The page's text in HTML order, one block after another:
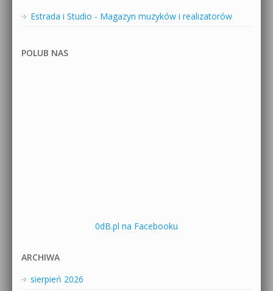
Estrada i Studio - Magazyn muzyków i realizatorów
POLUB NAS
0dB.pl na Facebooku
ARCHIWA
sierpień 2026